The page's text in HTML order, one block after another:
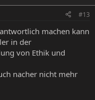
#13
machen kann
in der
von Ethik und
nacher nicht mehr